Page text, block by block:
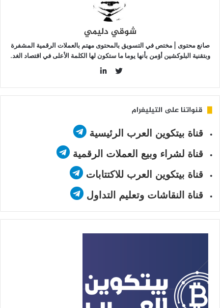
شوقي دليمي
صانع محتوى | مختص في التسويق بالمحتوى مهتم بالعملات الرقمية المشفرة
وبتقنية البلوكشين أؤمن بأنها يوما ما ستكون لها الكلمة الأعلى في اقتصاد الغد.
قنواتنا على التيليغرام
قناة بيتكوين العرب الرئيسية
قناة لشراء وبيع العملات الرقمية
قناة بيتكوين العرب للاكتتابات
قناة النقاشات وتعليم التداول